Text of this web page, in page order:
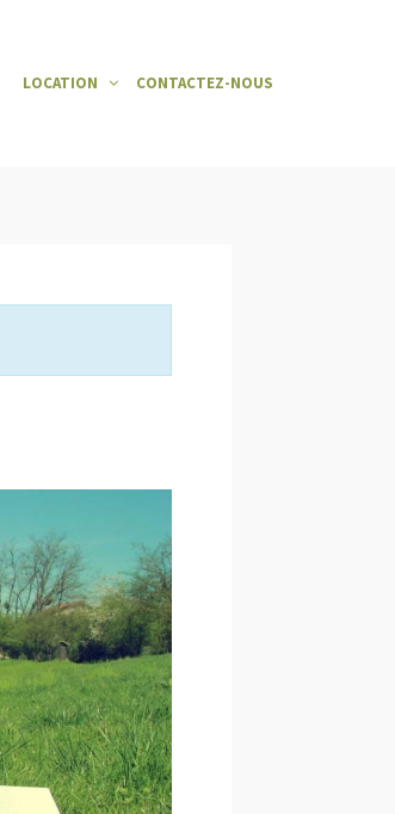
LOCATION CONTACTEZ-NOUS